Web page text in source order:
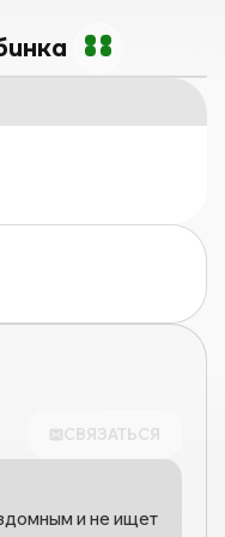
СВЯЗАТЬСЯ
и не ищет